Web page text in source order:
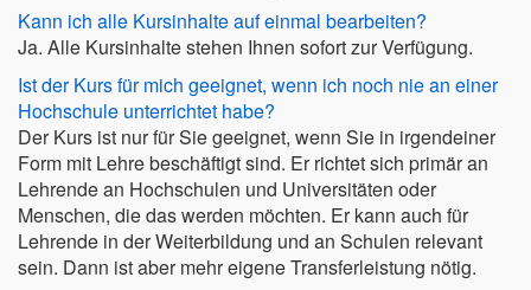
Kann ich alle Kursinhalte auf einmal bearbeiten?
Ja. Alle Kursinhalte stehen Ihnen sofort zur Verfügung.
Ist der Kurs für mich geeignet, wenn ich noch nie an einer
Hochschule unterrichtet habe?
Der Kurs ist nur für Sie geeignet, wenn Sie in irgendeiner
Form mit Lehre beschäftigt sind. Er richtet sich primär an
Lehrende an Hochschulen und Universitäten oder
Menschen, die das werden möchten. Er kann auch für
Lehrende in der Weiterbildung und an Schulen relevant
sein. Dann ist aber mehr eigene Transferleistung nötig.